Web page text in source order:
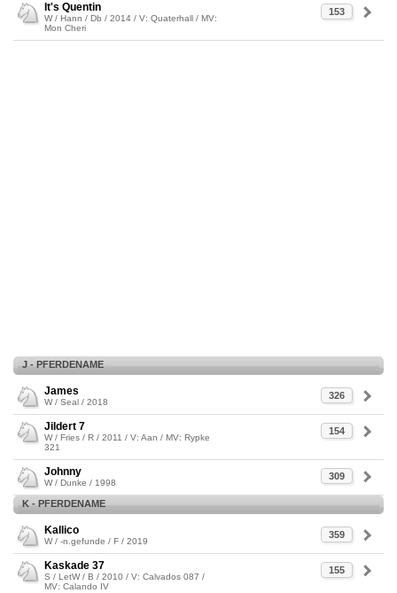
153
It's Quentin
W / Hann / Db / 2014 / V: Quaterhall / MV:
Mon Cheri
J - PFERDENAME
326
James
W / Seal / 2018
154
Jildert 7
W / Fries / R / 2011 / V: Aan / MV: Rypke
321
309
Johnny
W / Dunke / 1998
K - PFERDENAME
359
Kallico
W / -n.gefunde / F / 2019
155
Kaskade 37
S / LetW / B / 2010 / V: Calvados 087 /
MV: Calando IV